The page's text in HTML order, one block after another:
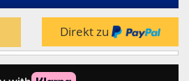
Direkt zu
und bestelle versandkostenfrei.